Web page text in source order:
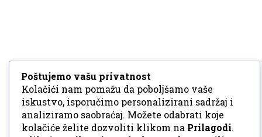
Poštujemo vašu privatnost
Kolačići nam pomažu da poboljšamo vaše
iskustvo, isporučimo personalizirani sadržaj i
analiziramo saobraćaj. Možete odabrati koje
kolačiće želite dozvoliti klikom na Prilagodi.